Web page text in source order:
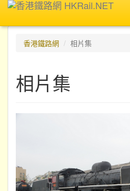
香港鐵路網
相片集
相片集